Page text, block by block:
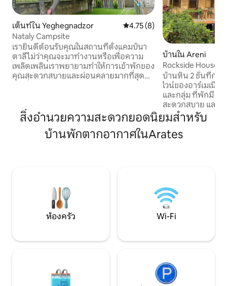
เต็นท์ใน Yeghegnadzor คะแนนเฉลี่ย 4.75 จาก 5, 8 รีวิว
4.75 (8)
Nataly Campsite
เรายินดีต้อนรับคุณในสถานที่ตั้งแคมป์นา
ตาลีไม่ว่าคุณจะมาทำงานหรือเพื่อความ
เพลิดเพลินเราพยายามทำให้การเข้าพักของ
คุณสะดวกสบายและผ่อนคลายมากที่สุด
ไกลบ้าน นั่นเป็นเหตุผลที่เราต้องการทำให้
การเข้าพักของพวกเขาเป็นประสบการณ์ที่
ดีในการใช้ชีวิต เราอยากให้พวกเขา
บ้านใน Areni
Rockside House
ภูเขา
บ้านหิน 2 ชั้นที่กว้า
ไวน์ของอาร์เมเนีย
และกลุ่ม ที่พักมี 4 ห้องนอน พื้นที่นั่งเล่นที่
สะดวกสบาย และร
เพลิดเพลินไปกับ
ต้นไม้ผล สระว่ายน้
พื้นที่บาร์บีคิว ใกล้โ
สิ่งอำนวยความสะดวกยอดนิยมสำหรับ
บ้านพักตากอากาศในArates
ห้องครัว Wi-Fi